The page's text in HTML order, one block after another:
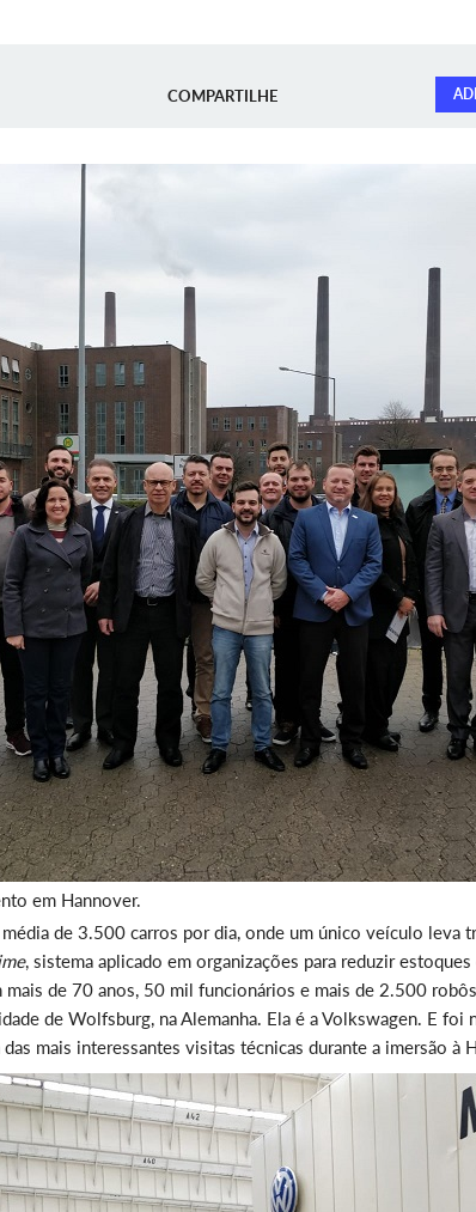
COMPARTILHE
em Hannover.
de 3.500 carros por dia, onde um único veículo leva
, sistema aplicado em organizações para reduzir
mais de 70 anos, 50 mil funcionários e mais de 2.500
de Wolfsburg, na Alemanha. Ela é a Volkswagen. E foi
mais interessantes visitas técnicas durante a imersão à